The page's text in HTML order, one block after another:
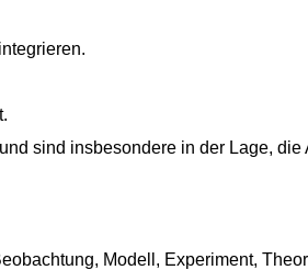
sind insbesondere in der Lage,
Modell, Experiment,